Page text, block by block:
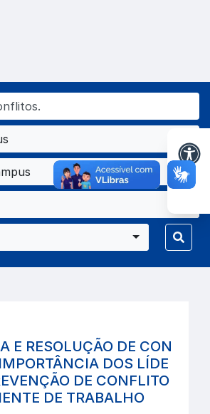
E RESOLUÇÃO DE CON
DOS LÍDE
DE CONFLITO
DE TRABALHO